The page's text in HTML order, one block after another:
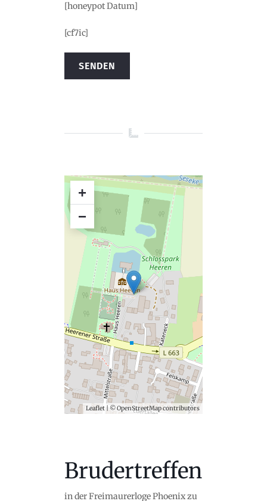
[honeypot Datum]
[cf7ic]
+
−
Leaflet | ©OpenStreetMapcontributors
Brudertreffen
in der Freimaurerloge Phoenix zu